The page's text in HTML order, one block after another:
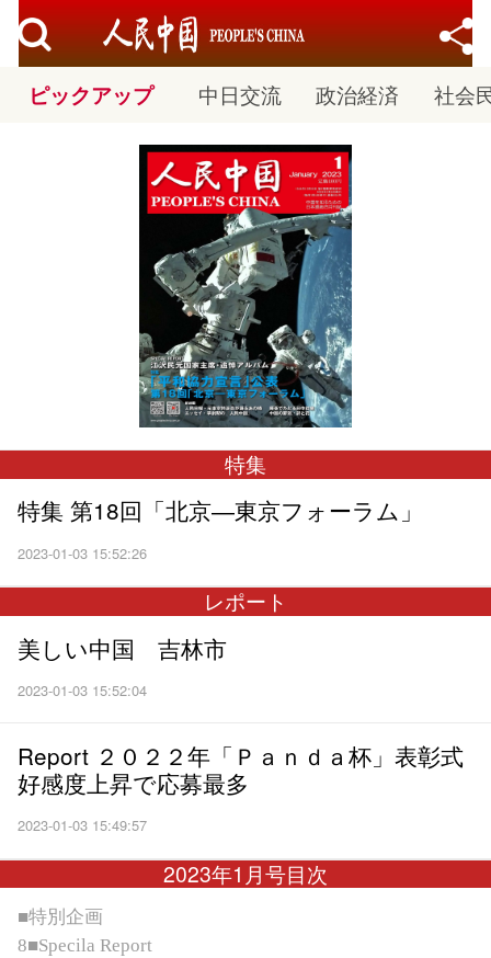
ピックアップ 中日交流 政治経済
社会
文化观光 購読 十九大
特集
特集 第18回「北京―東京フォーラム」
2023-01-03 15:52:26
レポート
美しい中国 吉林市
2023-01-03 15:52:04
Report ２０２２年「Ｐａｎｄａ杯」表彰式
好感度上昇で応募最多
2023-01-03 15:49:57
2023年1月号目次
■特別企画
8■Specila Report